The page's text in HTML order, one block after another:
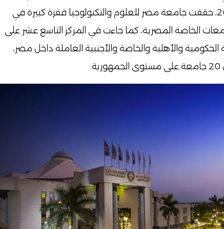
لنتائج التصنيف الصادرة لعام 2026، حققت جامعة مصر للعلوم والتكنولوجيا قفزة كبيرة في
الخاصة المصرية، كما جاءت في المركز التاسع عشر على
والأهلية والخاصة والأجنبية العاملة داخل مصر،